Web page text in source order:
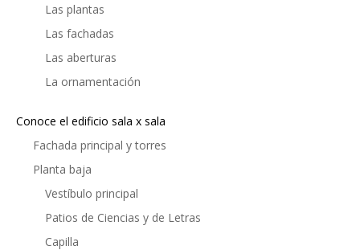
Las plantas
Las fachadas
Las aberturas
La ornamentación
Conoce el edificio sala x sala
Fachada principal y torres
Planta baja
Vestíbulo principal
Patios de Ciencias y de Letras
Capilla